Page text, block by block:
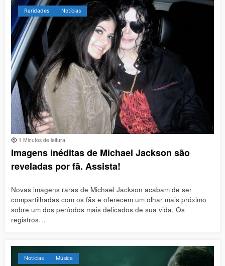
Raridades Notícias
1 Minutos de leitura
Imagens inéditas de Michael Jackson são
reveladas por fã. Assista!
Novas imagens raras de Michael Jackson acabam de ser
compartilhadas com os fãs e oferecem um olhar mais próximo
sobre um dos períodos mais delicados de sua vida. Os
registros…
Notícias Música